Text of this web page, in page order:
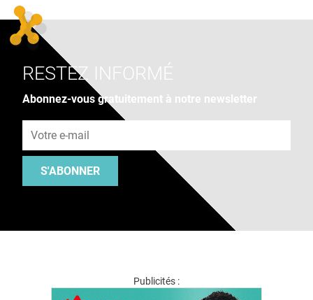
RESTEZ INFORMÉ
Abonnez-vous gratuitement à notre newsletter
S'ABONNER
Publicités :